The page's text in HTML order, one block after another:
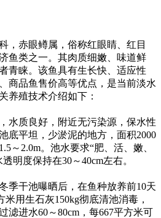
，赤眼鳟属，俗称红眼睛、红目
鱼类之一。其肉质细嫩、味道鲜
青睐。该鱼具有生长快、适应性
商品鱼售价高等优点，是当前淡水
养殖技术介绍如下：
水质良好，附近无污染源，保水性
底平坦，少淤泥的地方，面积2000
1.5～ 2.0m。池水要求“肥、活、嫩、
透明度保持在30～40cm左右。
季干池曝晒后，在鱼种放养前10天
米用生石灰150kg彻底清池消毒，
滤进水60～80cm ，每667平方米可